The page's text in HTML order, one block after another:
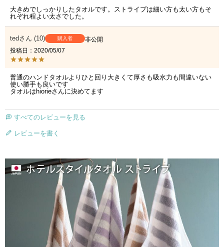
大きめでしっかりしたタオルです。ストライプは細い方も太い方もそ
れぞれ程よい太さでした。
ted 10 購入者
非公開
投稿日
2020/05/07
普通のハンドタオルよりひと回り大きくて厚さも吸水力も間違いない
使い勝手も良いです
タオルはhiorieさんに決めてます
すべてのレビューを見る
レビューを書く